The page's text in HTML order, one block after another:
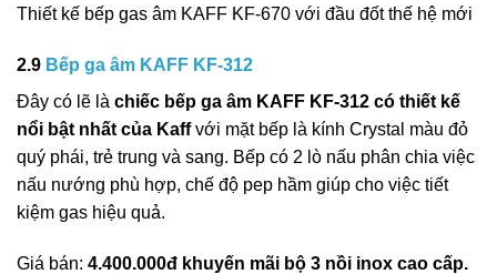
Thiết kế bếp gas âm KAFF KF-670 với đầu đốt thế hệ mới
2.9 Bếp ga âm KAFF KF-312
Đây có lẽ là chiếc bếp ga âm KAFF KF-312 có thiết kế
nổi bật nhất của Kaffvới mặt bếp là kính Crystal màu đỏ
quý phái, trẻ trung và sang. Bếp có 2 lò nấu phân chia việc
nấu nướng phù hợp, chế độ pep hầm giúp cho việc tiết
kiệm gas hiệu quả.
Giá bán: 4.400.000đ khuyến mãi bộ 3 nồi inox cao cấp.